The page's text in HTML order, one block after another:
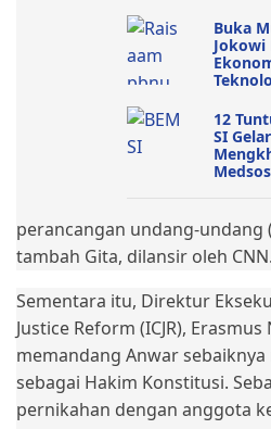
Buka
Jokowi
12
SI
Medsos
perancangan undang-undang
tambah Gita, dilansir oleh CNN.
Sementara itu, Direktur
Justice Reform (ICJR),
memandang Anwar
sebagai Hakim Konstitusi.
pernikahan dengan anggota